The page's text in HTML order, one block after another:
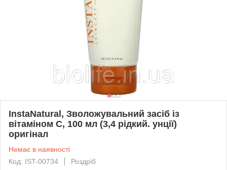
InstaNatural, Зволожувальний засіб із
вітаміном C, 100 мл (3,4 рідкий. унції)
оригінал
Немає в наявності
Код: IST-00734
Роздріб